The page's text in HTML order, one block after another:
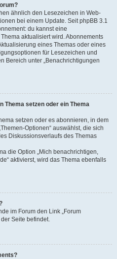
ähnlich den Lesezeichen in Web-
bei einem Update. Seit phpBB 3.1
du kannst eine
aktualisiert wird. Abonnements
eines Themas oder eines
für Lesezeichen und
Bereich unter „Benachrichtigungen
Thema setzen oder ein Thema
setzen oder es abonnieren, in dem
Optionen“ auswählst, die sich
Diskussionsverlaufs des Themas
die Option „Mich benachrichtigen,
aktivierst, wird das Thema ebenfalls
im Forum den Link „Forum
Seite befindet.